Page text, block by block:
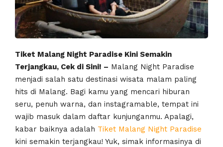
Tiket Malang Night Paradise Kini Semakin
Terjangkau, Cek di Sini! – Malang Night Paradise
menjadi salah satu destinasi wisata malam paling
hits di Malang. Bagi kamu yang mencari hiburan
seru, penuh warna, dan instagramable, tempat ini
wajib masuk dalam daftar kunjunganmu. Apalagi,
kabar baiknya adalah Tiket Malang Night Paradise
kini semakin terjangkau! Yuk, simak informasinya di